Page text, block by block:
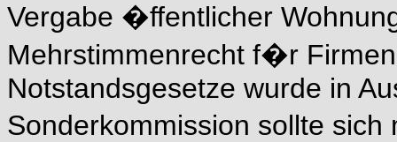
Vergabe �ffentlicher
Mehrstimmenrecht f�r
Notstandsgesetze wurde in
Sonderkommission sollte